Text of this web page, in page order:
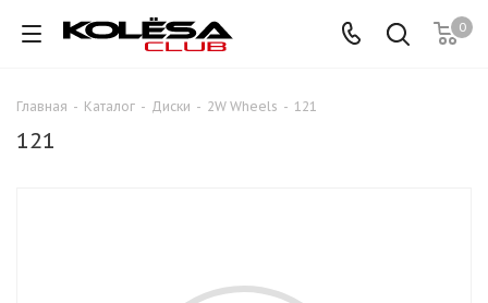
0
Главная - Каталог - Диски - 2W Wheels - 121
121